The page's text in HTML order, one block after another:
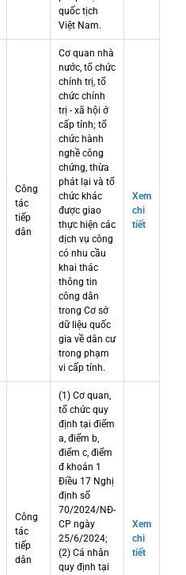
quốc tịch
Việt Nam.
Công
tác
tiếp
dân
Cơ quan nhà
nước, tổ chức
chính trị, tổ
chức chính
trị - xã hội ở
cấp tỉnh; tổ
chức hành
nghề công
chứng, thừa
phát lại và tổ
chức khác
được giao
thực hiện các
dịch vụ công
có nhu cầu
khai thác
thông tin
công dân
trong Cơ sở
dữ liệu quốc
gia về dân cư
trong phạm
vi cấp tỉnh.
Xem
chi
tiết
Công
tác
tiếp
dân
(1) Cơ quan,
tổ chức quy
định tại điểm
a, điểm b,
điểm c, điểm
đ khoản 1
Điều 17 Nghị
định số
70/2024/NĐ-
CP ngày
25/6/2024;
(2) Cá nhân
quy định tại
Xem
chi
tiết